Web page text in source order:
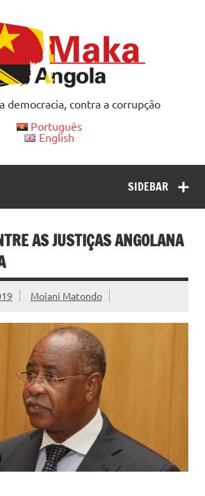
democracia, contra a corrupção
Português
English
SIDEBAR
AS JUSTIÇAS ANGOLANA
Moiani Matondo